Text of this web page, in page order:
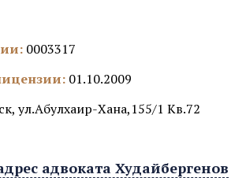
0003317
01.10.2009
ул.Абулхаир-Хана,155/1 Кв.72
адвоката Худайбергенов